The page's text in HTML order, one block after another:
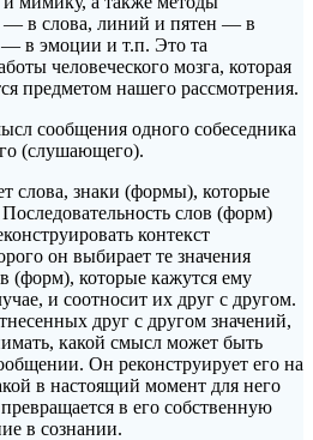
— в слова, линий и пятен — в
в эмоции и т.п. Это та
человеческого мозга, которая
предметом нашего рассмотрения.
сообщения одного собеседника
(слушающего).
слова, знаки (формы), которые
слов (форм)
контекст
он выбирает те значения
(форм), которые кажутся ему
и соотносит их друг с другом.
друг с другом значений,
какой смысл может быть
Он реконструирует его на
в настоящий момент для него
в его собственную
в сознании.